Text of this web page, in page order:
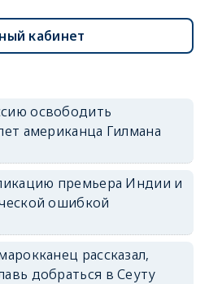
кабинет
освободить
американца Гилмана
премьера Индии и
ошибкой
рассказал,
добраться в Сеуту